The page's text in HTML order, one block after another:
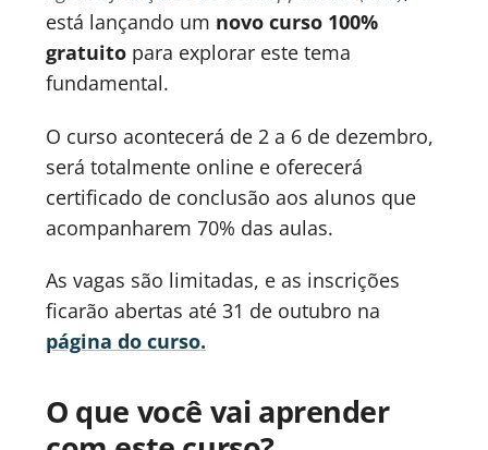
está lançando um novo curso 100%
gratuito para explorar este tema
fundamental.
O curso acontecerá de 2 a 6 de dezembro,
será totalmente online e oferecerá
certificado de conclusão aos alunos que
acompanharem 70% das aulas.
As vagas são limitadas, e as inscrições
ficarão abertas até 31 de outubro na
página do curso.
O que você vai aprender